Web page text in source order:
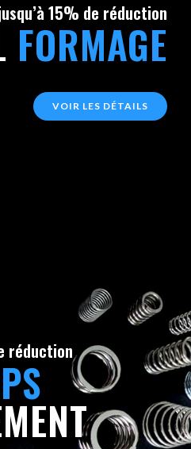
15% de réduction
FORMAGE
VOIR LES DÉTAILS
réduction